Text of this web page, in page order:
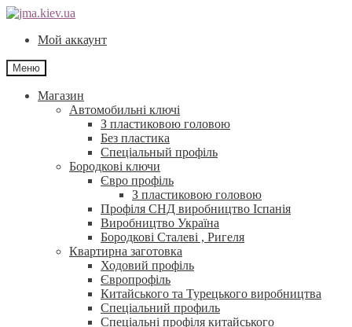
Перейти
навігації
Перейти
контентуМой аккаунт
Меню
Магазин
Автомобильні ключі
З пластиковою головою
Без пластика
Спеціальный профіль
Бородкові ключи
Євро профіль
З пластиковою головою
Профіля СНД виробництво Іспанія
Виробництво Україна
Бородкові Сталеві , Ригеля
Квартирна заготовка
Ходовий профіль
Європрофіль
Китайського та Турецького виробництва
Спеціальний профиль
Спеціальні профіля китайського